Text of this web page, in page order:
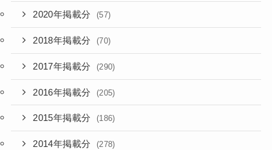
2020年掲載分 (57)
2018年掲載分 (70)
2017年掲載分 (290)
2016年掲載分 (205)
2015年掲載分 (186)
2014年掲載分 (278)